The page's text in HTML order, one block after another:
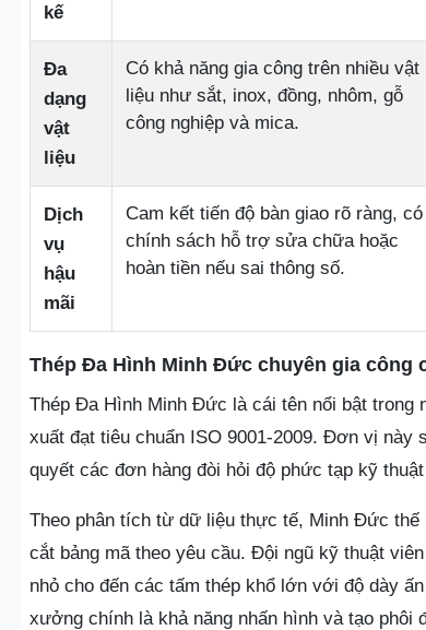
kế
Đa
dạng
vật
liệu
Có khả năng gia công trên nhiều vật
liệu như sắt, inox, đồng, nhôm, gỗ
công nghiệp và mica.
Dịch
vụ
hậu
mãi
Cam kết tiến độ bàn giao rõ ràng, có
chính sách hỗ trợ sửa chữa hoặc
hoàn tiền nếu sai thông số.
Thép Đa Hình Minh Đức chuyên gia công
Thép Đa Hình Minh Đức là cái tên nổi bật
xuất đạt tiêu chuẩn ISO 9001-2009. Đơn vị này
quyết các đơn hàng đòi hỏi độ phức tạp kỹ
Theo phân tích từ dữ liệu thực tế, Minh Đức thế
cắt bảng mã theo yêu cầu. Đội ngũ kỹ thuật
nhỏ cho đến các tấm thép khổ lớn với độ dày
xưởng chính là khả năng nhấn hình và tạo